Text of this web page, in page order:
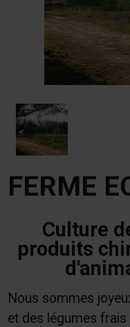
FERME
Culture
produits
Nous sommes
et des légumes